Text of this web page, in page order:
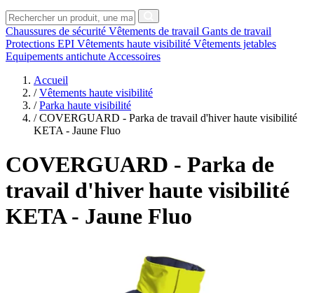
Chaussures de sécurité Vêtements de travail Gants de travail
Protections EPI Vêtements haute visibilité Vêtements jetables
Equipements antichute Accessoires
Accueil
/ Vêtements haute visibilité
/ Parka haute visibilité
/ COVERGUARD - Parka de travail d'hiver haute visibilité
KETA - Jaune Fluo
COVERGUARD - Parka de
travail d'hiver haute visibilité
KETA - Jaune Fluo